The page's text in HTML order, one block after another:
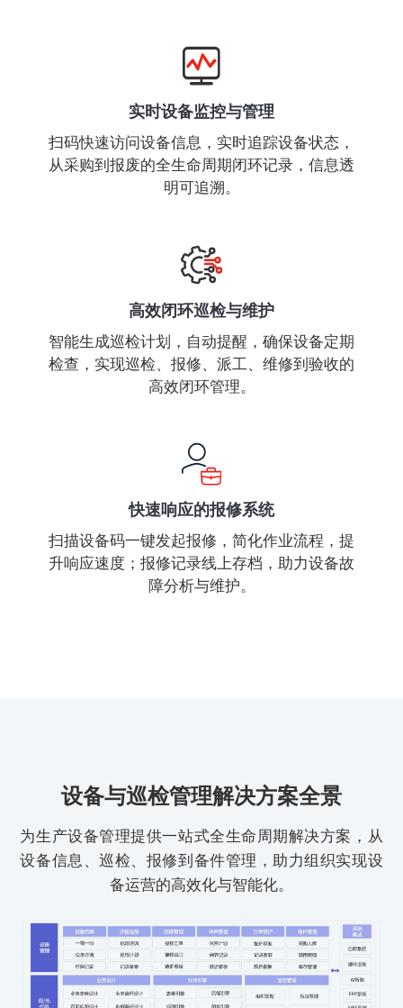
实时设备监控与管理
扫码快速访问设备信息，实时追踪设备状态，
从采购到报废的全生命周期闭环记录，信息透
明可追溯。
高效闭环巡检与维护
智能生成巡检计划，自动提醒，确保设备定期
检查，实现巡检、报修、派工、维修到验收的
高效闭环管理。
快速响应的报修系统
扫描设备码一键发起报修，简化作业流程，提
升响应速度；报修记录线上存档，助力设备故
障分析与维护。
设备与巡检管理解决方案全景
为生产设备管理提供一站式全生命周期解决方案，从
设备信息、巡检、报修到备件管理，助力组织实现设
备运营的高效化与智能化。